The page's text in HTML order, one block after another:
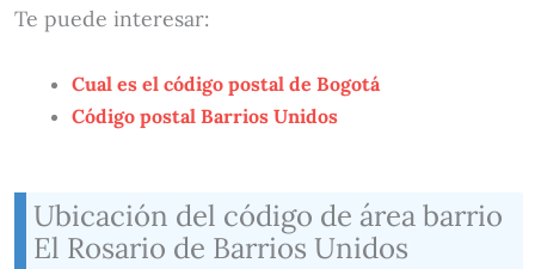
Te puede interesar:
Cual es el código postal de Bogotá
Código postal Barrios Unidos
Ubicación del código de área barrio
El Rosario de Barrios Unidos